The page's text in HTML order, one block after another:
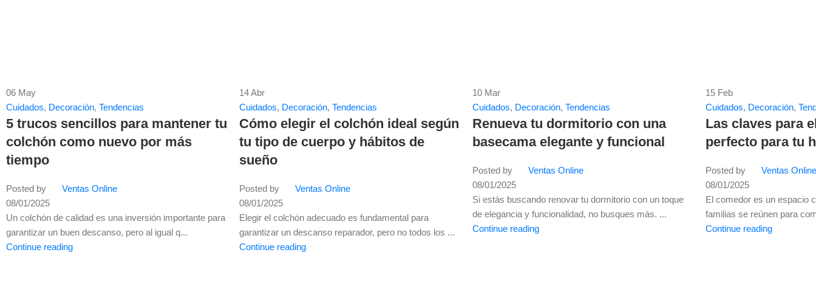
06 May
Cuidados, Decoración, Tendencias
5 trucos sencillos para mantener tu
colchón como nuevo por más
tiempo
Posted by
Ventas Online
08/01/2025
Un colchón de calidad es una inversión importante para
garantizar un buen descanso, pero al igual q...
Continue reading
14Abr
Cuidados, Decoración, Tendencias
Cómo elegir el colchón ideal según
tu tipo de cuerpo y hábitos de
sueño
Posted by
Ventas Online
08/01/2025
Elegir el colchón adecuado es fundamental para
garantizar un descanso reparador, pero no todos los ...
Continue reading
10 Mar
Cuidados, Decoración, Tendencias
Renueva tu dormitorio con una
basecama elegante y funcional
Posted by
Ventas Online
08/01/2025
Si estás buscando renovar tu dormitorio con un toque
de elegancia y funcionalidad, no busques más. ...
Continue reading
15 Feb
Cuidados, Decoración,
Las claves para
perfecto para tu
Posted by
Ventas Online
08/01/2025
El comedor es un espacio
familias se reúnen para
Continue reading